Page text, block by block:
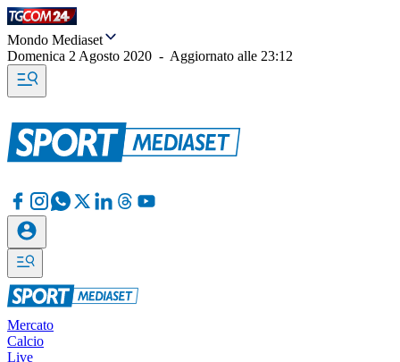
Mondo Mediaset
Domenica 2 Agosto 2020 - Aggiornato alle 23:12
Mercato
Calcio
Live